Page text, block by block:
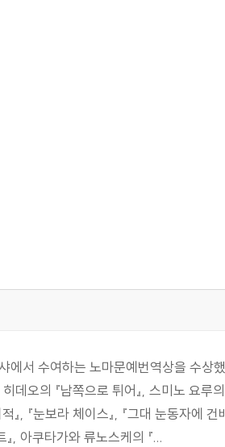
서 수여하는 노마문예번역상을 수상했
데오의 『남쪽으로 튀어』, 스미노 요루
, 『눈보라 체이스』, 『그대 눈동자에 건
』, 아쿠타가와 류노스케의 『...